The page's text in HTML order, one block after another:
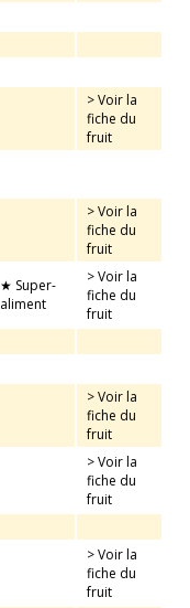
> Voir la
fiche du
fruit
> Voir la
fiche du
fruit
★ Super-
aliment
> Voir la
fiche du
fruit
> Voir la
fiche du
fruit
> Voir la
fiche du
fruit
> Voir la
fiche du
fruit